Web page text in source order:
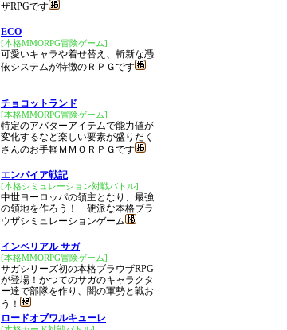
ザRPGです
ECO
[本格MMORPG冒険ゲーム]
可愛いキャラや着せ替え、斬新な憑
依システムが特徴のＲＰＧです
チョコットランド
[本格MMORPG冒険ゲーム]
特定のアバターアイテムで能力値が
変化するなど楽しい要素が盛りだく
さんのお手軽ＭＭＯＲＰＧです
エンパイア戦記
[本格シミュレーション対戦バトル]
中世ヨーロッパの領主となり、最強
の領地を作ろう！ 硬派な本格ブラ
ウザシミュレーションゲーム
インペリアル サガ
[本格MMORPG冒険ゲーム]
サガシリーズ初の本格ブラウザRPG
が登場！かつてのサガのキャラクタ
ー達で部隊を作り、闇の軍勢と戦お
う！
ロードオブワルキューレ